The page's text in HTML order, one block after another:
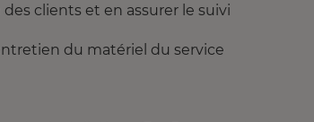
clients et en assurer le suivi
du matériel du service